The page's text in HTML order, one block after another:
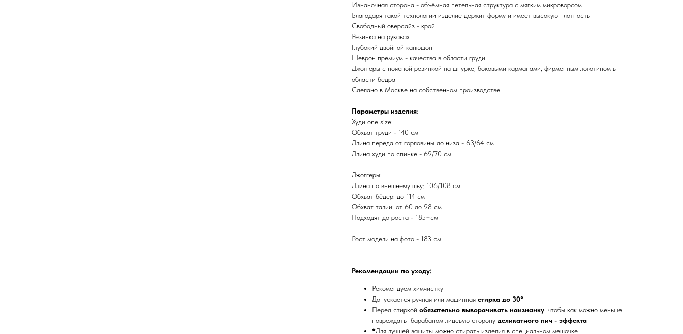
Изнаночная сторона - объёмная петельная структура с мягким микроворсом
Благодаря такой технологии изделие держит форму и имеет высокую плотность
Свободный оверсайз - крой
Резинка на рукавах
Глубокий двойной капюшон
Шеврон премиум - качества в области груди
Джоггеры с поясной резинкой на шнурке, боковыми карманами, фирменным логотипом в
области бедра
Сделано в Москве на собственном производстве
Параметры изделия:
Худи one size:
Обхват груди - 140 см
Длина переда от горловины до низа - 63/64 см
Длина худи по спинке - 69/70 см
Джоггеры:
Длина по внешнему шву: 106/108 см
Обхват бёдер: до 114 см
Обхват талии: от 60 до 98 см
Подходят до роста - 185+см
Рост модели на фото - 183 см
Рекомендации по уходу:
Рекомендуем химчистку
Допускается ручная или машинная стирка до 30°
Перед стиркой обязательно выворачивать наизнанку , чтобы как можно меньше
повреждать барабаном лицевую сторону деликатного пич - эффекта
*Для лучшей защиты можно стирать изделия в специальном мешочке